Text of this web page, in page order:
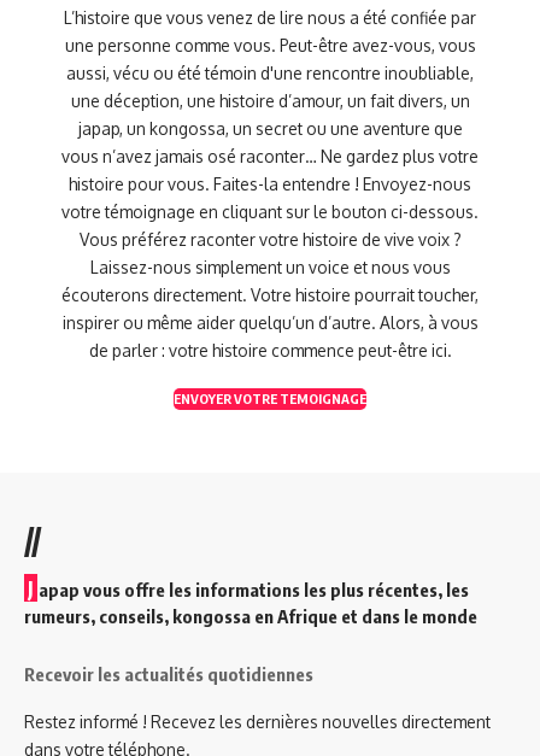
L’histoire que vous venez de lire nous a été confiée par
une personne comme vous. Peut-être avez-vous, vous
aussi, vécu ou été témoin d'une rencontre inoubliable,
une déception, une histoire d’amour, un fait divers, un
japap, un kongossa, un secret ou une aventure que
vous n’avez jamais osé raconter… Ne gardez plus votre
histoire pour vous. Faites-la entendre ! Envoyez-nous
votre témoignage en cliquant sur le bouton ci-dessous.
Vous préférez raconter votre histoire de vive voix ?
Laissez-nous simplement un voice et nous vous
écouterons directement. Votre histoire pourrait toucher,
inspirer ou même aider quelqu’un d’autre. Alors, à vous
de parler : votre histoire commence peut-être ici.
ENVOYER VOTRE TEMOIGNAGE
//
J apap vous offre les informations les plus récentes, les
rumeurs, conseils, kongossa en Afrique et dans le monde
Recevoir les actualités quotidiennes
Restez informé ! Recevez les dernières nouvelles directement
dans votre téléphone.